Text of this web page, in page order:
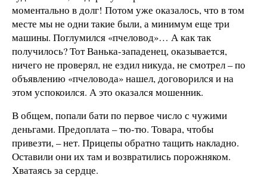
моментально в долг! Потом уже оказалось, что в том
месте мы не одни такие были, а минимум еще три
машины. Поглумился «пчеловод»… А как так
получилось? Тот Ванька-западенец, оказывается,
ничего не проверял, не ездил никуда, не смотрел – по
объявлению «пчеловода» нашел, договорился и на
этом успокоился. А это оказался мошенник.
В общем, попали бати по первое число с чужими
деньгами. Предоплата – тю-тю. Товара, чтобы
привезти, – нет. Прицепы обратно тащить накладно.
Оставили они их там и возвратились порожняком.
Хватаясь за сердце.